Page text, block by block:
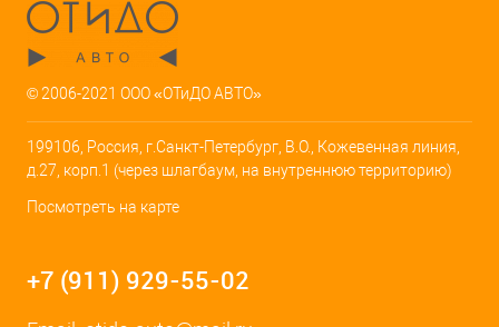
© 2006-2021 ООО «ОТиДО АВТО»
199106, Россия, г.Санкт-Петербург, В.О., Кожевенная линия,
д.27, корп.1 (через шлагбаум, на внутреннюю территорию)
Посмотреть на карте
+7 (911) 929-55-02